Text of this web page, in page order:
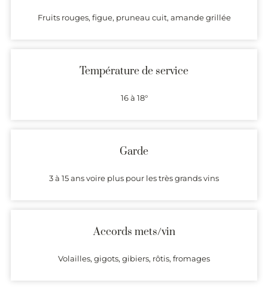
Fruits rouges, figue, pruneau cuit, amande grillée
Température de service
16 à 18°
Garde
3 à 15 ans voire plus pour les très grands vins
Accords mets/vin
Volailles, gigots, gibiers, rôtis, fromages